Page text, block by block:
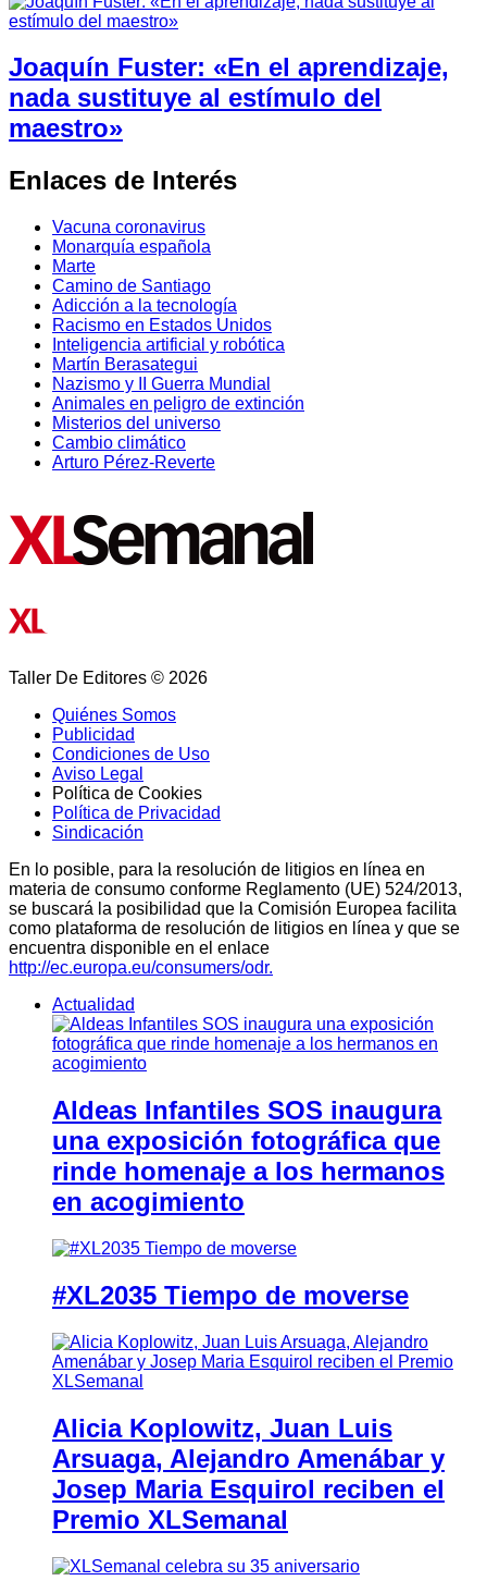
Joaquín Fuster: «En el aprendizaje,
nada sustituye al estímulo del
maestro»
Enlaces de Interés
Vacuna coronavirus
Monarquía española
Marte
Camino de Santiago
Adicción a la tecnología
Racismo en Estados Unidos
Inteligencia artificial y robótica
Martín Berasategui
Nazismo y II Guerra Mundial
Animales en peligro de extinción
Misterios del universo
Cambio climático
Arturo Pérez-Reverte
Taller De Editores © 2026
Quiénes Somos
Publicidad
Condiciones de Uso
Aviso Legal
Política de Cookies
Política de Privacidad
Sindicación
En lo posible, para la resolución de litigios en línea en
materia de consumo conforme Reglamento (UE) 524/2013,
se buscará la posibilidad que la Comisión Europea facilita
como plataforma de resolución de litigios en línea y que se
encuentra disponible en el enlace
http://ec.europa.eu/consumers/odr.
Actualidad
Aldeas Infantiles SOS inaugura
una exposición fotográfica que
rinde homenaje a los hermanos
en acogimiento
#XL2035 Tiempo de moverse
Alicia Koplowitz, Juan Luis
Arsuaga, Alejandro Amenábar y
Josep Maria Esquirol reciben el
Premio XLSemanal